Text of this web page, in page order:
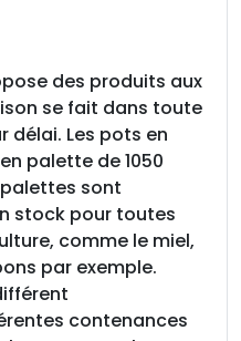
des produits aux
se fait dans toute
délai. Les pots en
palette de 1050
sont
stock pour toutes
comme le miel,
par exemple.
contenances